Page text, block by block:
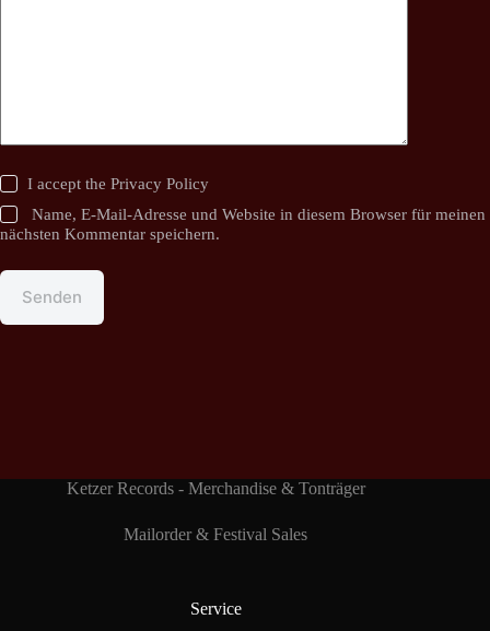
I accept thePrivacy Policy
Name, E-Mail-Adresse und Website in diesem Browser für meinen
nächsten Kommentar speichern.
Senden
Ketzer Records - Merchandise & Tonträger
Mailorder & Festival Sales
Service